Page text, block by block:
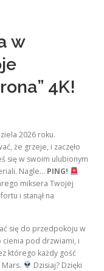
w
4K!
2026 roku.
że grzeje, i zaczęło
się w swoim ulubionym
Nagle… PING!
miksera Twojej
i stanął na
się do przedpokoju w
cienia pod drzwiami, i
którego każdy gość
Dzisiaj? Dzięki